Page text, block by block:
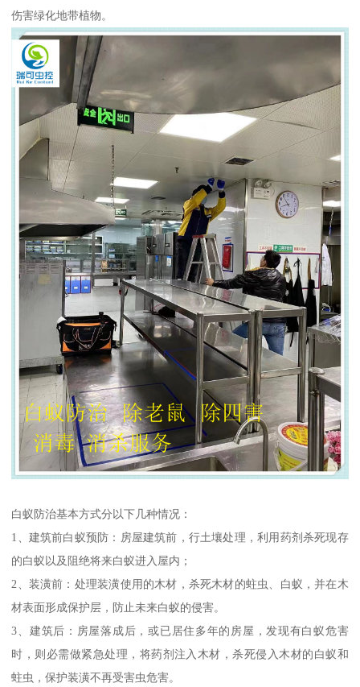
伤害绿化地带植物。
白蚁防治基本方式分以下几种情况：
1、建筑前白蚁预防：房屋建筑前，行土壤处理，利用药剂杀死现存
的白蚁以及阻绝将来白蚁进入屋内；
2、装潢前：处理装潢使用的木材，杀死木材的蛀虫、白蚁，并在木
材表面形成保护层，防止未来白蚁的侵害。
3、建筑后：房屋落成后，或已居住多年的房屋，发现有白蚁危害
时，则必需做紧急处理，将药剂注入木材，杀死侵入木材的白蚁和
蛀虫，保护装潢不再受害虫危害。